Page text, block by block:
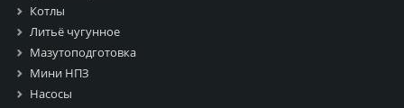
Котлы
Литьё чугунное
Мазутоподготовка
Мини НПЗ
Насосы